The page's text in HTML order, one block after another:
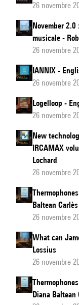
26 novembre
November
musicale -
26 novembre
IANNIX -
26 novembre
Logelloop -
26 novembre
New
IRCAMAX
Lochard
26 novembre
Baltean Carlès
26 novembre
What can
Lossius
26 novembre
Diana Baltean